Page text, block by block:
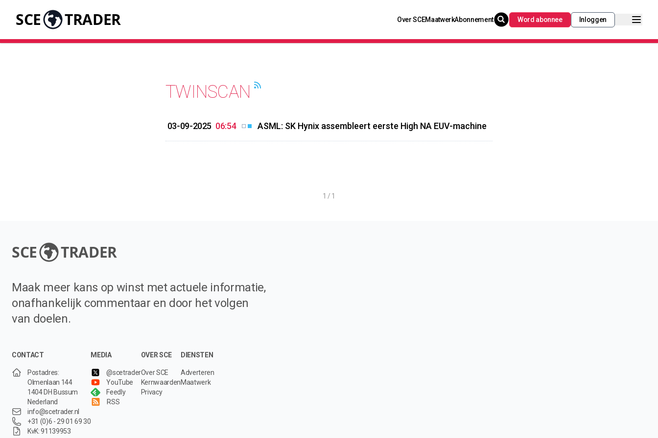
SCE TRADER Over SCEMaatwerkAbonnement Word abonnee Inloggen
TWINSCAN
03-09-2025 06:54 ASML: SK Hynix assembleert eerste High NA EUV-machine
1 / 1
SCE TRADER
Maak meer kans op winst met actuele informatie,
onafhankelijk commentaar en door het volgen
van doelen.
CONTACT
Postadres:
Olmenlaan 144
1404 DH Bussum
Nederland
info@scetrader.nl
+31 (0)6 - 29 01 69 30
KvK: 91139953
MEDIA
@scetrader
YouTube
Feedly
RSS
OVER SCE
Over SCE
Kernwaarden
Privacy
DIENSTEN
Adverteren
Maatwerk